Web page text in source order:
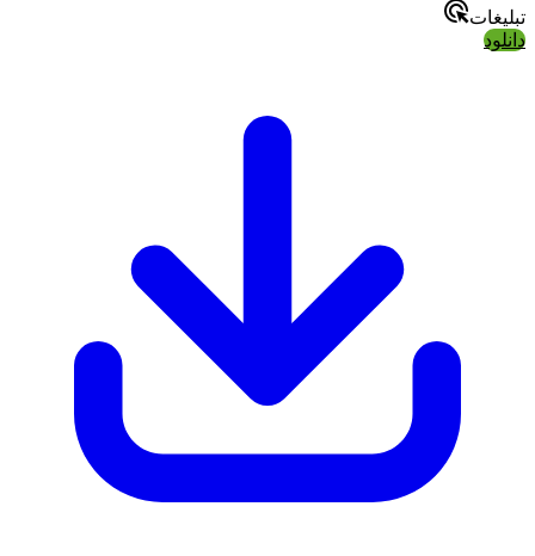
تبلیغات
دانلود